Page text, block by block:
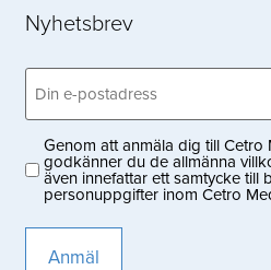
Nyhetsbrev
Email
(Obligatoriskt)
Privacy
(Obligatoriskt)
Genom att anmäla dig till Cetro
godkänner du de allmänna
även innefattar ett samtycke till
personuppgifter inom Cetro